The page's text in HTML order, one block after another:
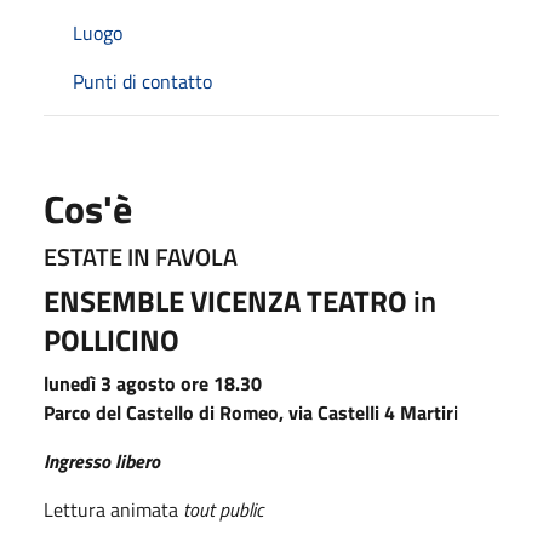
Luogo
Punti di contatto
Cos'è
ESTATE IN FAVOLA
ENSEMBLE VICENZA TEATROin
POLLICINO
lunedì 3 agosto ore 18.30
Parco del Castello di Romeo, via Castelli 4 Martiri
Ingresso libero
Lettura animata tout public